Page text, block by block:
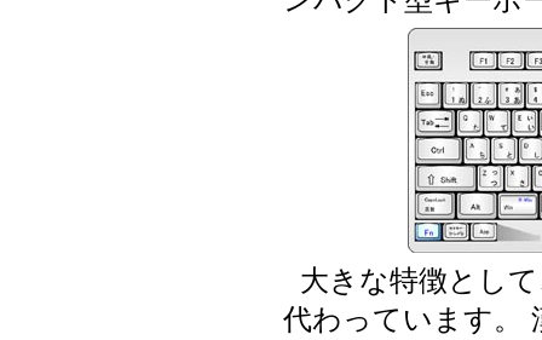
大きな特徴とし
代わっています。